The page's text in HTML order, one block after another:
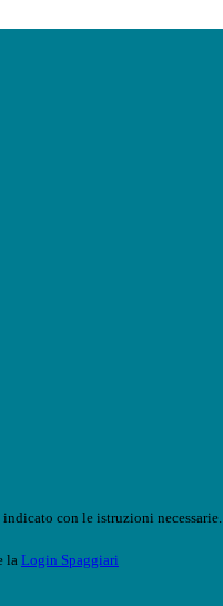
con le istruzioni necessarie.
la Login Spaggiari